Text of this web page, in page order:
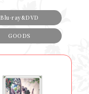
Blu-ray&DVD
GOODS